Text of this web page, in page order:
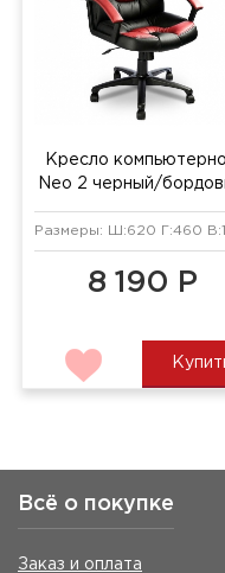
Кресло
Neo 2 черный/
Размеры: Ш:620 Г:460
8 190 Р
Всё о покупке
Заказ и оплата